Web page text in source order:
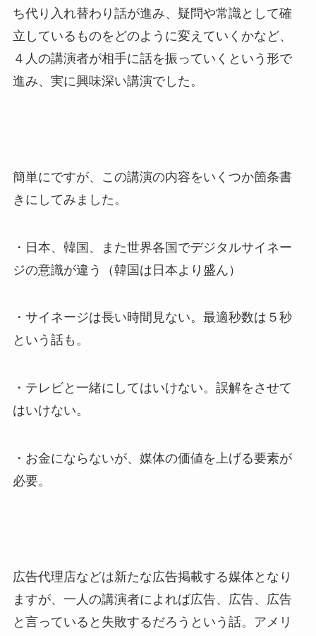
ち代り入れ替わり話が進み、疑問や常識として確
立しているものをどのように変えていくかなど、
４人の講演者が相手に話を振っていくという形で
進み、実に興味深い講演でした。
簡単にですが、この講演の内容をいくつか箇条書
きにしてみました。
・日本、韓国、また世界各国でデジタルサイネー
ジの意識が違う（韓国は日本より盛ん）
・サイネージは長い時間見ない。最適秒数は５秒
という話も。
・テレビと一緒にしてはいけない。誤解をさせて
はいけない。
・お金にならないが、媒体の価値を上げる要素が
必要。
広告代理店などは新たな広告掲載する媒体となり
ますが、一人の講演者によれば広告、広告、広告
と言っていると失敗するだろうという話。アメリ